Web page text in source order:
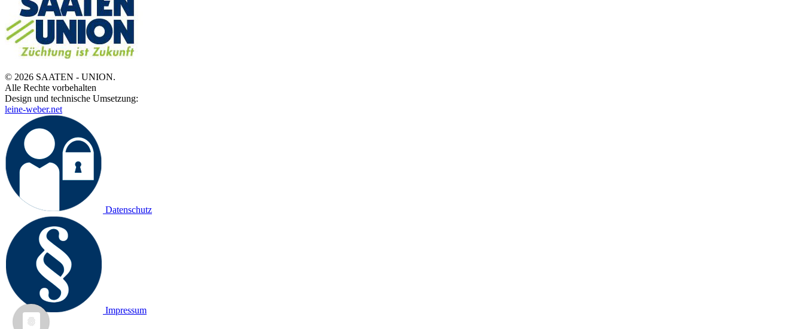
© 2026 SAATEN - UNION.
Alle Rechte vorbehalten
Design und technische Umsetzung:
leine-weber.net
Datenschutz
Impressum